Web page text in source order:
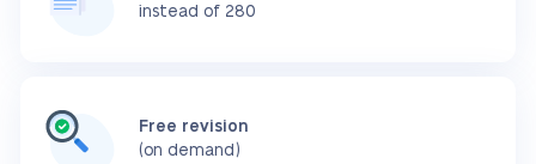
instead of 280
Free revision
(on demand)